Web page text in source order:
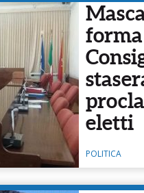
eletti
POLITICA